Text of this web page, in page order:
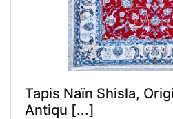
Tapis Naïn Shisla,
Antiqu [...]